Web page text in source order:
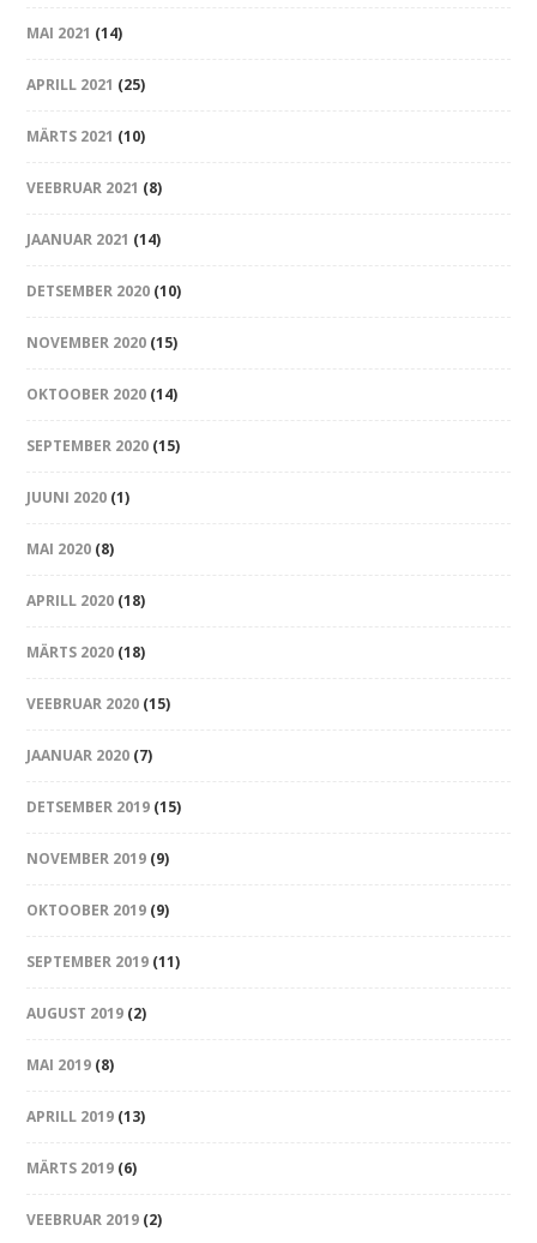
MAI 2021 (14)
APRILL 2021 (25)
MÄRTS 2021 (10)
VEEBRUAR 2021 (8)
JAANUAR 2021 (14)
DETSEMBER 2020 (10)
NOVEMBER 2020 (15)
OKTOOBER 2020 (14)
SEPTEMBER 2020 (15)
JUUNI 2020 (1)
MAI 2020 (8)
APRILL 2020 (18)
MÄRTS 2020 (18)
VEEBRUAR 2020 (15)
JAANUAR 2020 (7)
DETSEMBER 2019 (15)
NOVEMBER 2019 (9)
OKTOOBER 2019 (9)
SEPTEMBER 2019 (11)
AUGUST 2019 (2)
MAI 2019 (8)
APRILL 2019 (13)
MÄRTS 2019 (6)
VEEBRUAR 2019 (2)